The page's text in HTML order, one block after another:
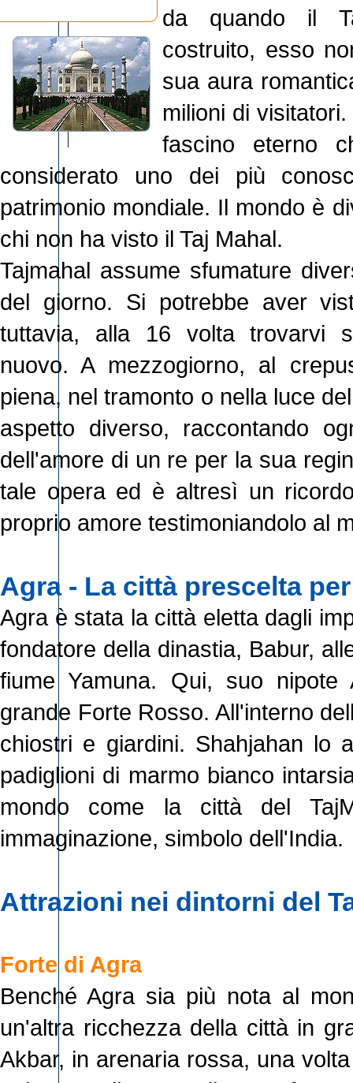
da quando il
costruito, esso
sua aura
milioni di
fascino eterno
considerato uno dei più
patrimonio mondiale. Il mondo è
chi non ha visto il Taj Mahal.
Tajmahal assume sfumature
del giorno. Si potrebbe aver
tuttavia, alla 16 volta trovarvi
nuovo. A mezzogiorno, al
piena, nel tramonto o nella luce
aspetto diverso, raccontando
dell'amore di un re per la sua
tale opera ed è altresì un
proprio amore testimoniandolo al
Agra - La città prescelta
Agra è stata la città eletta dagli
fondatore della dinastia, Babur,
fiume Yamuna. Qui, suo
grande Forte Rosso. All'interno
chiostri e giardini. Shahjahan lo
padiglioni di marmo bianco
mondo come la città del
immaginazione, simbolo dell'India.
Attrazioni nei dintorni del
Forte di Agra
Benché Agra sia più nota al
un'altra ricchezza della città in
Akbar, in arenaria rossa, una